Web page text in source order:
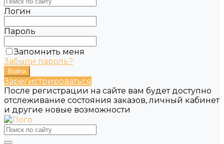
Логин
Пароль
Запомнить меня
Забыли пароль?
Зарегистрироваться
После регистрации на сайте вам будет доступно
отслеживание состояния заказов, личный кабинет
и другие новые возможности